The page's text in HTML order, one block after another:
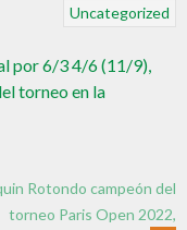
Uncategorized
por 6/3 4/6 (11/9),
torneo en la
Rotondo campeón del
torneo Paris Open 2022,